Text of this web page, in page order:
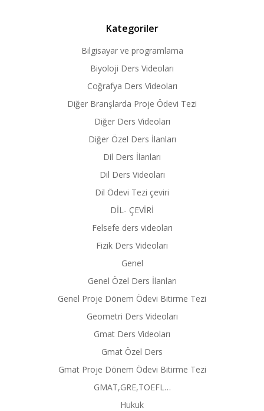
Kategoriler
Bilgisayar ve programlama
Biyoloji Ders Videoları
Coğrafya Ders Videoları
Diğer Branşlarda Proje Ödevi Tezi
Diğer Ders Videoları
Diğer Özel Ders İlanları
Dil Ders İlanları
Dil Ders Videoları
Dil Ödevi Tezi çeviri
DİL- ÇEVİRİ
Felsefe ders videoları
Fizik Ders Videoları
Genel
Genel Özel Ders İlanları
Genel Proje Dönem Ödevi Bitirme Tezi
Geometri Ders Videoları
Gmat Ders Videoları
Gmat Özel Ders
Gmat Proje Dönem Ödevi Bitirme Tezi
GMAT,GRE,TOEFL…
Hukuk